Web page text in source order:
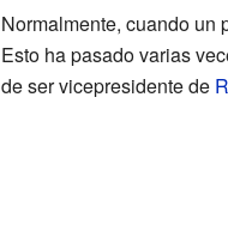
Normalmente, cuando un
Esto ha pasado varias
de ser vicepresidente de